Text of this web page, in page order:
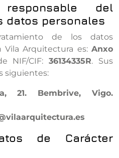
del
datos personales
de los datos
Vila Arquitectura es: Anxo
NIF/CIF:36134335R. Sus
siguientes:
21. Bembrive, Vigo.
de Carácter